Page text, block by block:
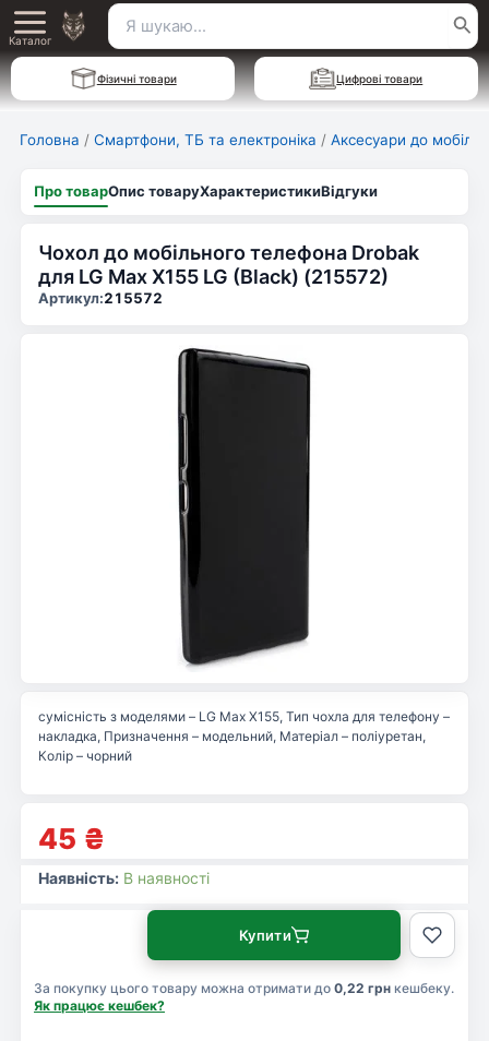
Перейти
до
вмісту
Main
Menu
Каталог
Пошук
для:
Фізичні товари Цифрові товари
Головна / Смартфони, ТБ та електроніка / Аксесуари до
Про товарОпис товаруХарактеристикиВідгуки
Чохол до мобільного телефона Drobak
для LG Max X155 LG (Black) (215572)
Артикул:215572
45 ₴
сумісність з моделями – LG Max X155, Тип чохла для телефону –
накладка, Призначення – модельний, Матеріал – поліуретан,
Колір – чорний
Наявність: В наявності
За покупку цього товару можна отримати до 0,22 грн кешбеку.
Як працює кешбек?
Купити